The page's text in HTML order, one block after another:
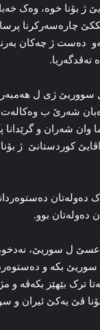
ژ بۆنا خوه‌، وه‌ک
چاره‌سه‌رکرنا
دەست ژ چه‌کان
سووریێ ژی ل
شه‌رێ ب
وان شه‌ران و
کوردستانێ ژ
ده‌وله‌تان
ده‌وله‌تان بوو.
بەعسێ ل سوریێ،
بکه‌ و
ترک بێهێز بکه‌ڤه‌
ڤێ یەكێ ئیران و